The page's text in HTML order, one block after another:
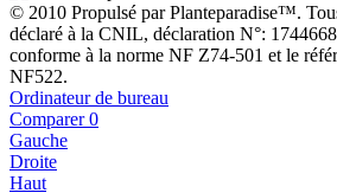
© 2010 Propulsé par Planteparadise™.
déclaré à la CNIL, déclaration N°:
conforme à la norme NF Z74-501 et le
NF522.
Ordinateur de bureau
Comparer 0
Gauche
Droite
Haut